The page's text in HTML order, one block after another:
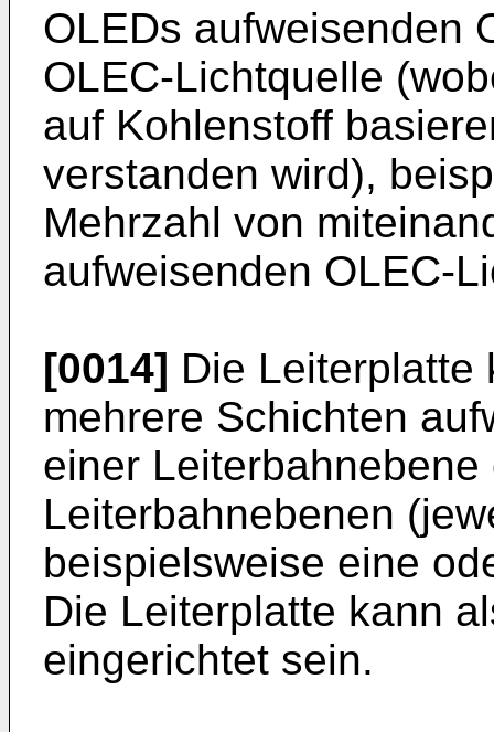
OLEDs aufweisenden
OLEC-Lichtquelle
auf Kohlenstoff
verstanden wird),
Mehrzahl von
aufweisenden OLEC-
[0014] Die Leiterplatte
mehrere Schichten
einer
Leiterbahnebenen
beispielsweise eine
Die Leiterplatte kann
eingerichtet sein.